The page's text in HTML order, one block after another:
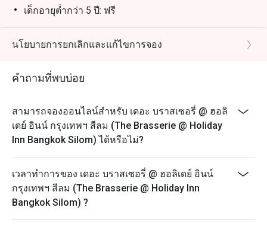
รสชาติแนะนำ (เนื้อสไตล์ครีโอล, ไก่และพริกอาฮีอามาริโย,
ผักโขมและชีส)
-วันพฤหัสบดี
สเตชั่นพาสต้าและพิซซ่า
สเต๊กเนื้อวากิว
อาหารอินเดียต้นตำรับ
ซี่โครงหมูสไตล์จีน
ขนมจีนน้ำยา
-วันอาทิตย์
เด็กอายุต่ำกว่า 5 ปี: ฟรี
เด็กอายุระหว่าง 5 ถึง 12 ปี: ลดราคา 50% จากราคาปกติ
เด็กอายุ 13 ปีขึ้นไป: ถือเป็นผู้ใหญ่และจะต้องจ่ายในราคา
สิทธิพิเศษสำหรับเจ้าของวันเกิด: รับฟรี! เค้กวันเกิด เมื่อ
(เงื่อนไข: กรุณาจองล่วงหน้าอย่างน้อย 24 ชั่วโมง และ
ระบุข้อความ "ฉลองวันเกิด" ในรายละเอียดการจอง)
FAQ
ตอบ:
The Brasserie เป็นห้องอาหารหลักของโรงแรม Holiday
Inn Bangkok Silom ครับ
เป็นแบบ ออลเดย์ไดน์นิ่ง (All-day dining) ให้บริการ
นโยบายการยกเลิกและแก้ไขการจอง
คำถามที่พบบ่อย
สามารถจองออนไลน์สำหรับ เดอะ บราสเซอรี่ @ ฮอลิ
เดย์ อินน์ กรุงเทพฯ สีลม (The Brasserie @ Holiday
Inn Bangkok Silom) ได้หรือไม่?
เวลาทำการของ เดอะ บราสเซอรี่ @ ฮอลิเดย์ อินน์
กรุงเทพฯ สีลม (The Brasserie @ Holiday Inn
Bangkok Silom) ?